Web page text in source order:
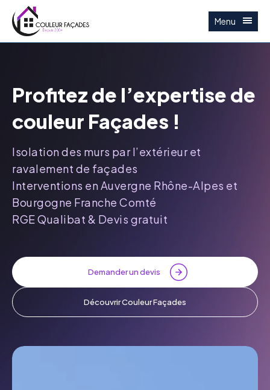
Menu
Profitez de l’expertise de
couleur Façades !
Isolation des murs par l’extérieur et
ravalement de façades
Interventions en Auvergne Rhône-Alpes et
Bourgogne Franche Comté
RGE Qualibat & Devis gratuit
Demander un devis
Découvrir Couleur Façades